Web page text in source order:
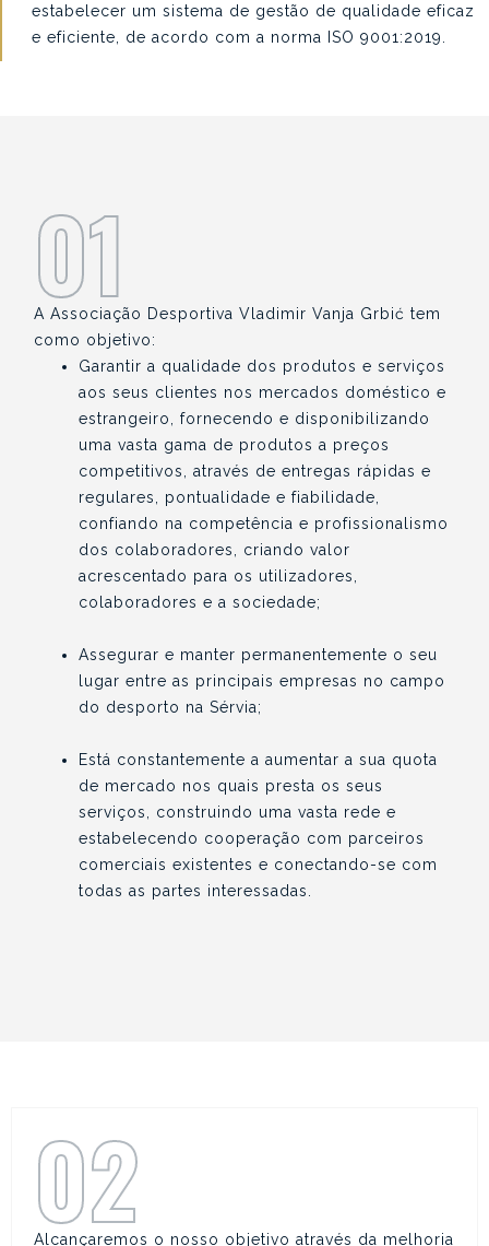
estabelecer um sistema de gestão de qualidade eficaz
e eficiente, de acordo com a norma ISO 9001:2019.
01
A Associação Desportiva Vladimir Vanja Grbić tem
como objetivo:
Garantir a qualidade dos produtos e serviços
aos seus clientes nos mercados doméstico e
estrangeiro, fornecendo e disponibilizando
uma vasta gama de produtos a preços
competitivos, através de entregas rápidas e
regulares, pontualidade e fiabilidade,
confiando na competência e profissionalismo
dos colaboradores, criando valor
acrescentado para os utilizadores,
colaboradores e a sociedade;
Assegurar e manter permanentemente o seu
lugar entre as principais empresas no campo
do desporto na Sérvia;
Está constantemente a aumentar a sua quota
de mercado nos quais presta os seus
serviços, construindo uma vasta rede e
estabelecendo cooperação com parceiros
comerciais existentes e conectando-se com
todas as partes interessadas.
02
Alcançaremos o nosso objetivo através da melhoria